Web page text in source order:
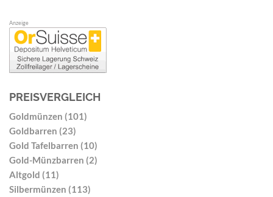
Anzeige
PREISVERGLEICH
Goldmünzen (101)
Goldbarren (23)
Gold Tafelbarren (10)
Gold-Münzbarren (2)
Altgold (11)
Silbermünzen (113)